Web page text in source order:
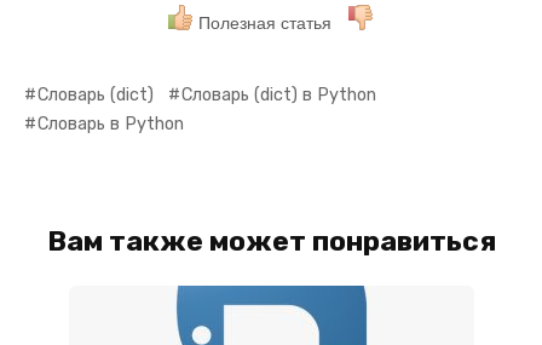
Полезная статья
Словарь (dict)
Словарь (dict) в Python
Словарь в Python
Вам также может понравиться